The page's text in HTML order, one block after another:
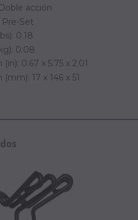
acción
Set
0.18
0.08
0.67 x 5.75 x 2.01
17 x 146 x 51